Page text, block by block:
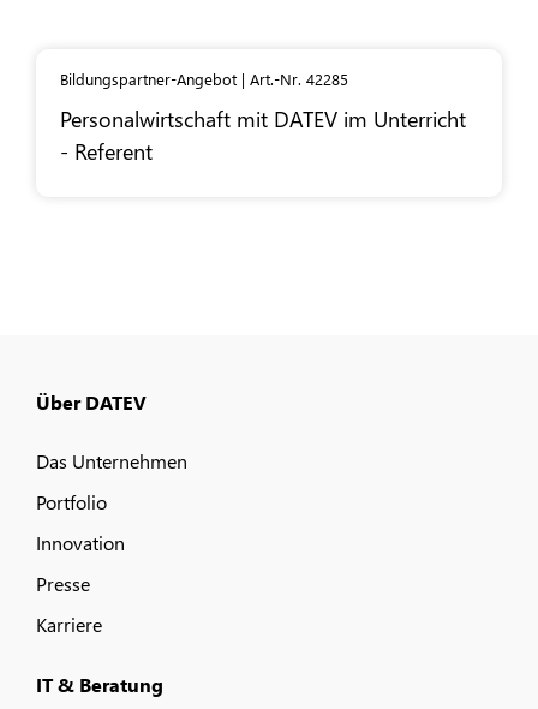
Bildungspartner-Angebot | Art.-Nr. 42285
Personalwirtschaft mit DATEV im Unterricht
- Referent
Über DATEV
Das Unternehmen
Portfolio
Innovation
Presse
Karriere
IT & Beratung